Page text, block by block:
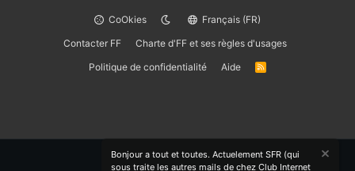
CoOkies
Français (FR)
Contacter FF
Charte d'FF et ses règles d'usages
Politique de confidentialité
Aide
R
Bonjour a tout et toutes. Actuelement SFR (qui
sous traite les autres mails de chez Club Internet